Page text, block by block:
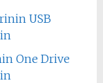
USB
One Drive